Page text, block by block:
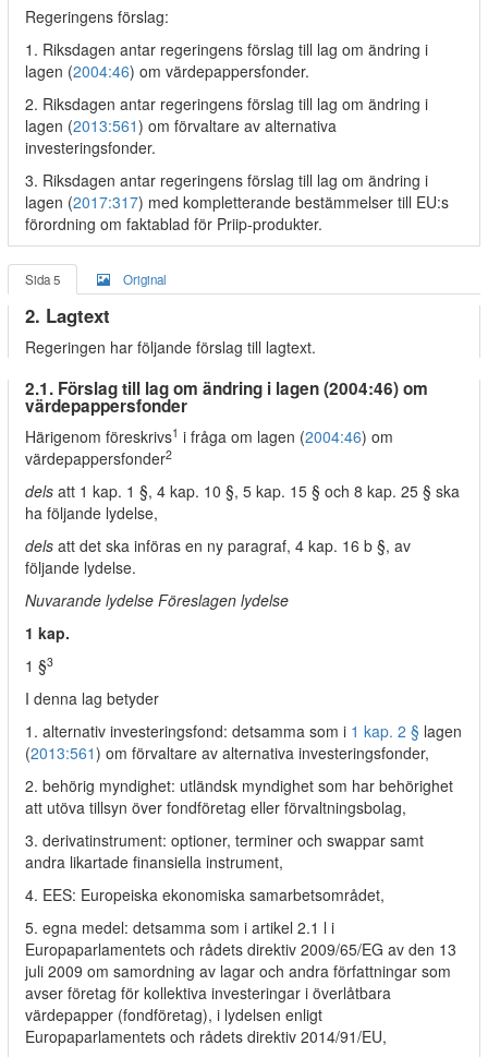
Regeringens förslag:
1. Riksdagen antar regeringens förslag till lag om ändring i
lagen (2004:46) om värdepappersfonder.
2. Riksdagen antar regeringens förslag till lag om ändring i
lagen (2013:561) om förvaltare av alternativa
investeringsfonder.
3. Riksdagen antar regeringens förslag till lag om ändring i
lagen (2017:317) med kompletterande bestämmelser till EU:s
förordning om faktablad för Priip-produkter.
Sida 5 Original
2. Lagtext
Regeringen har följande förslag till lagtext.
2.1. Förslag till lag om ändring i lagen (2004:46) om
värdepappersfonder
Härigenom föreskrivs1 i fråga om lagen (2004:46) om
värdepappersfonder2
dels att 1 kap. 1 §, 4 kap. 10 §, 5 kap. 15 § och 8 kap. 25 § ska
ha följande lydelse,
dels att det ska införas en ny paragraf, 4 kap. 16 b §, av
följande lydelse.
Nuvarande lydelse Föreslagen lydelse
1 kap.
1 §3
I denna lag betyder
1. alternativ investeringsfond: detsamma som i 1 kap. 2 § lagen
(2013:561) om förvaltare av alternativa investeringsfonder,
2. behörig myndighet: utländsk myndighet som har behörighet
att utöva tillsyn över fondföretag eller förvaltningsbolag,
3. derivatinstrument: optioner, terminer och swappar samt
andra likartade finansiella instrument,
4. EES: Europeiska ekonomiska samarbetsområdet,
5. egna medel: detsamma som i artikel 2.1 l i
Europaparlamentets och rådets direktiv 2009/65/EG av den 13
juli 2009 om samordning av lagar och andra författningar som
avser företag för kollektiva investeringar i överlåtbara
värdepapper (fondföretag), i lydelsen enligt
Europaparlamentets och rådets direktiv 2014/91/EU,